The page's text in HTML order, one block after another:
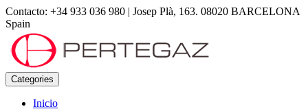
Contacto: +34 933 036 980 | Josep Plà, 163. 08020 BARCELONA
Spain
Categories
Inicio